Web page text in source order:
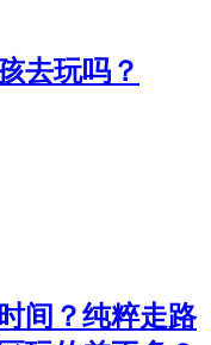
去玩吗？
间？纯粹走路